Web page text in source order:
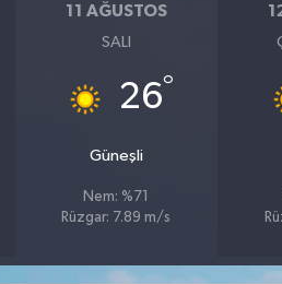
11 AĞUSTOS
SALI
26°
Güneşli
Nem: %71
Rüzgar: 7.89 m/s